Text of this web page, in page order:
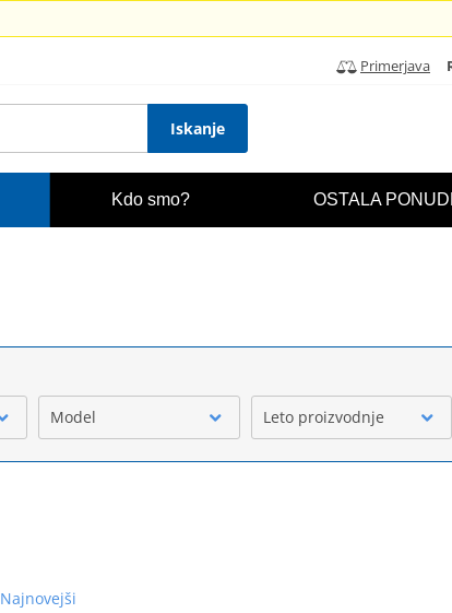
Primerjava
Iskanje
Kdo smo? OSTALA
Model Leto proizvodnje
Najnovejši